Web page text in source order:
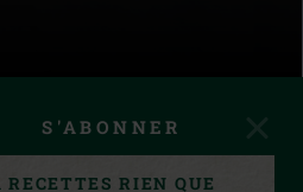
S'ABONNER
RECETTES RIEN QUE